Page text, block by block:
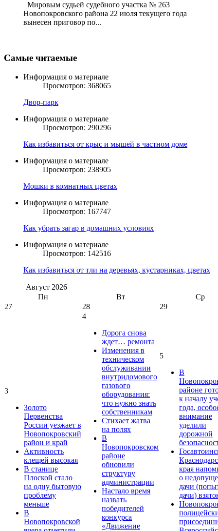
Мировым судьей судебного участка № 263
Новопокровского района 22 июля текущего года
вынесен приговор по...
Самые читаемые
Информация о материале
Просмотров: 368065
Двор-парк
Информация о материале
Просмотров: 290296
Как избавиться от крыс и мышей в частном доме
Информация о материале
Просмотров: 238905
Мошки в комнатных цветах
Информация о материале
Просмотров: 167747
Как убрать загар в домашних условиях
Информация о материале
Просмотров: 142516
Как избавиться от тли на деревьях, кустарниках, цветах
Август 2026
Пн
Вт
Ср
27
28 29
3
Золото
Первенства
России уезжает в
Новопокровский
район и край
Активность
клещей высокая
В станице
Плоской стало
на одну бытовую
проблему
меньше
В
Новопокровской
4
Дорога снова
ждет… ремонта
Изменения в
техническом
обслуживании
внутридомового
газового
оборудования:
что нужно знать
собственникам
Стихает жатва
на полях
В
Новопокровском
районе
обновили
структуру
администрации
Настало время
назвать
победителей
конкурса
«Движение
5
В
районе
к началу
года,
внимание
уделили
дорожной
края
о
дачи
дачи)